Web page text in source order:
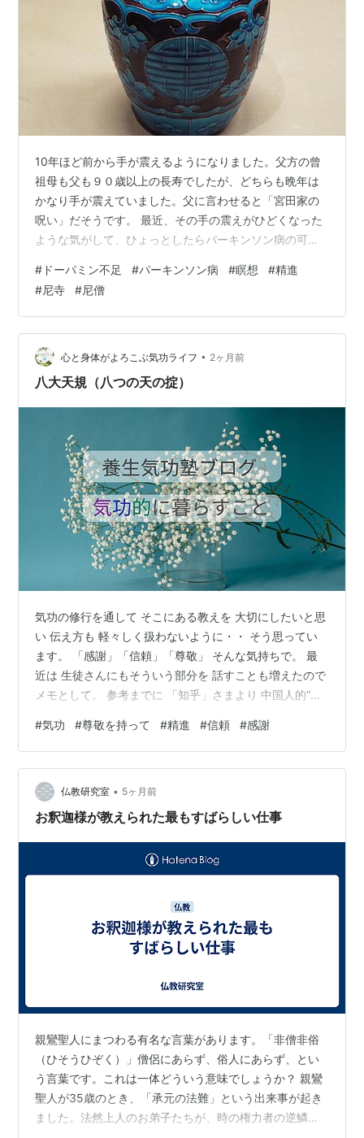
10年ほど前から手が震えるようになりました。父方の曾
祖母も父も９０歳以上の長寿でしたが、どちらも晩年は
かなり手が震えていました。父に言わせると「宮田家の
呪い」だそうです。 最近、その手の震えがひどくなった
ような気がして、ひょっとしたらパーキンソン病の可能
介状をもらって近くの医大病院の脳神経内科の診察を受
けることになりました。 最初の診察で、いくつかのテス
トを受けて「パーキンソン病の可能性は低い」と言われ
ましたが、MRIやドーパミン受容体検査など、一通りの検
査を受けることになりました。けっこう大がか
り・・・・ その結果、パーキンソン病の疑いは払し…
# ドーパミン不足 #パーキンソン病 #瞑想 #精進
#尼寺 #尼僧
心と身体がよろこぶ気功ライフ • 2ヶ月前
八大天規（八つの天の掟）
気功の修行を通して そこにある教えを 大切にしたいと思
い 伝え方も 軽々しく扱わないように・・ そう思ってい
ます。 「感謝」「信頼」「尊敬」 そんな気持ちで。 最
近は 生徒さんにもそういう部分を 話すことも増えたので
メモとして。 参考までに 「知乎」さまより 中国人的“八
揽活，需东家诚心相邀才动身，这是对技艺的敬畏，也是
对求学者诚心的考验。轻易奉送的学问易被轻贱，唯有历
经渴求与珍惜，知识方能真正扎根。 二、医不叩门，藏着
处世的清醒。行医者不上门问诊，非冷漠而是懂边界。人
家尚无求医之心，贸然点破隐疾易遭反感，唯有主动求
#気功 #尊敬を持って #精進 #信頼 #感謝
仏教研究室 • 5ヶ月前
お釈迦様が教えられた最もすばらしい仕事
親鸞聖人にまつわる有名な言葉があります。「非僧非俗
（ひそうひぞく）」僧侶にあらず、俗人にあらず、とい
う言葉です。これは一体どういう意味でしょうか？ 親鸞
聖人が35歳のとき、「承元の法難」という出来事が起き
ました。法然上人のお弟子たちが、時の権力者の逆鱗に